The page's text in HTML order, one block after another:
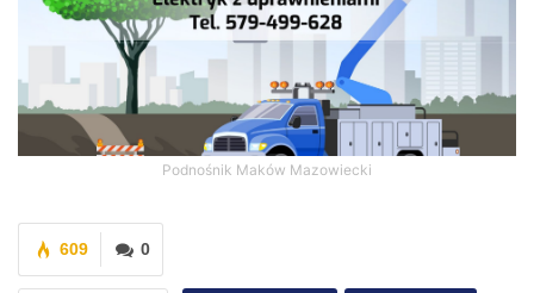
Podnośnik Maków Mazowiecki
0
609